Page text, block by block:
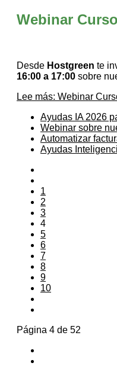
Webinar
Desde Hostgreen te
16:00 a 17:00 sobre
Lee más: Webinar
Ayudas IA 2026
Webinar sobre
Automatizar
Ayudas
1
2
3
4
5
6
7
8
9
10
Página 4 de 52